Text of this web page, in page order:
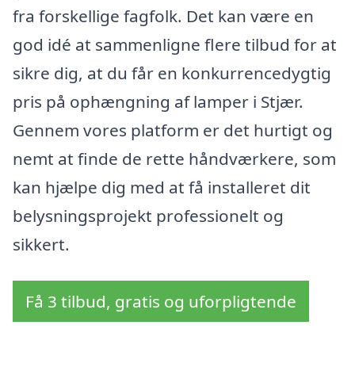
fra forskellige fagfolk. Det kan være en
god idé at sammenligne flere tilbud for at
sikre dig, at du får en konkurrencedygtig
pris på ophængning af lamper i Stjær.
Gennem vores platform er det hurtigt og
nemt at finde de rette håndværkere, som
kan hjælpe dig med at få installeret dit
belysningsprojekt professionelt og
sikkert.
Få 3 tilbud, gratis og uforpligtende